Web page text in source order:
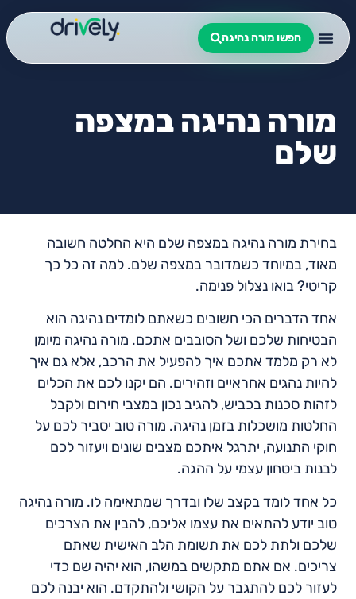
חפשו מורה נהיגה
מורה נהיגה במצפה
שלם
בחירת מורה נהיגה במצפה שלם היא החלטה חשובה
מאוד, במיוחד כשמדובר במצפה שלם. למה זה כל כך
קריטי? בואו נצלול פנימה.
אחד הדברים הכי חשובים כשאתם לומדים נהיגה הוא
הבטיחות שלכם ושל הסובבים אתכם. מורה נהיגה מיומן
לא רק מלמד אתכם איך להפעיל את הרכב, אלא גם איך
להיות נהגים אחראיים וזהירים. הם יקנו לכם את הכלים
לזהות סכנות בכביש, להגיב נכון במצבי חירום ולקבל
החלטות מושכלות בזמן נהיגה. מורה טוב יסביר לכם על
חוקי התנועה, יתרגל איתכם מצבים שונים ויעזור לכם
לבנות ביטחון עצמי על ההגה.
כל אחד לומד בקצב שלו ובדרך שמתאימה לו. מורה נהיגה
טוב יודע להתאים את עצמו אליכם, להבין את הצרכים
שלכם ולתת לכם את תשומת הלב האישית שאתם
צריכים. אם אתם מתקשים במשהו, הוא יהיה שם כדי
לעזור לכם להתגבר על הקושי ולהתקדם. הוא יבנה לכם